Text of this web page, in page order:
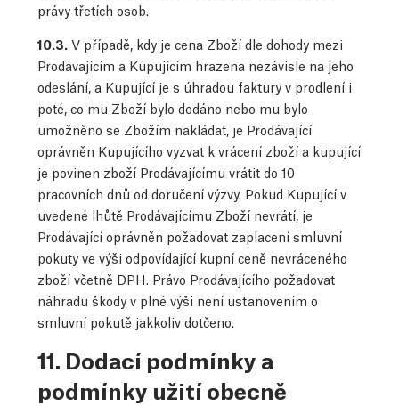
právy třetích osob.
10.3. V případě, kdy je cena Zboží dle dohody mezi
Prodávajícím a Kupujícím hrazena nezávisle na jeho
odeslání, a Kupující je s úhradou faktury v prodlení i
poté, co mu Zboží bylo dodáno nebo mu bylo
umožněno se Zbožím nakládat, je Prodávající
oprávněn Kupujícího vyzvat k vrácení zboží a kupující
je povinen zboží Prodávajícímu vrátit do 10
pracovních dnů od doručení výzvy. Pokud Kupující v
uvedené lhůtě Prodávajícímu Zboží nevrátí, je
Prodávající oprávněn požadovat zaplacení smluvní
pokuty ve výši odpovídající kupní ceně nevráceného
zboží včetně DPH. Právo Prodávajícího požadovat
náhradu škody v plné výši není ustanovením o
smluvní pokutě jakkoliv dotčeno.
11. Dodací podmínky a
podmínky užití obecně